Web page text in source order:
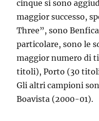
cinque si sono
maggior successo,
Three”, sono
particolare, sono le
maggior numero di
titoli), Porto (30
Gli altri campioni
Boavista (2000-01).